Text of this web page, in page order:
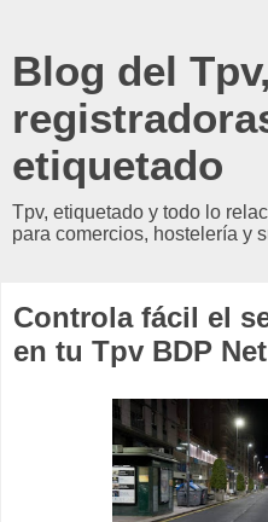
Blog del
etiquetado
Tpv, etiquetado y todo lo
para comercios, hostelería y
Controla fácil el
en tu Tpv BDP Net